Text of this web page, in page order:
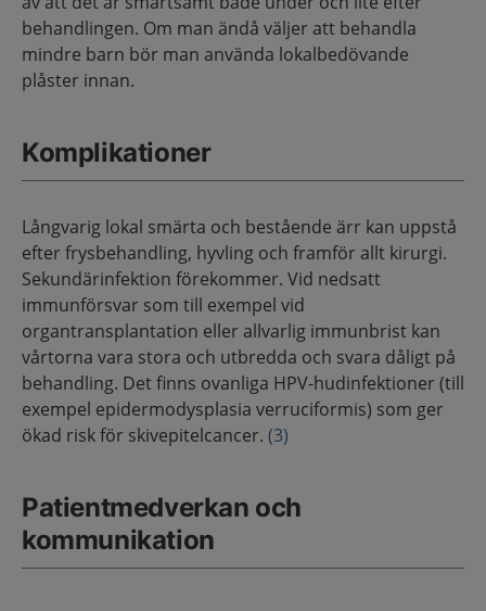
behandlingen. Om man ändå väljer att behandla
mindre barn bör man använda lokalbedövande
plåster innan.
Komplikationer
Långvarig lokal smärta och bestående ärr kan uppstå
efter frysbehandling, hyvling och framför allt kirurgi.
Sekundärinfektion förekommer. Vid nedsatt
immunförsvar som till exempel vid
organtransplantation eller allvarlig immunbrist kan
vårtorna vara stora och utbredda och svara dåligt på
behandling. Det finns ovanliga HPV-hudinfektioner (till
exempel epidermodysplasia verruciformis) som ger
ökad risk för skivepitelcancer. (3)
Patientmedverkan och
kommunikation